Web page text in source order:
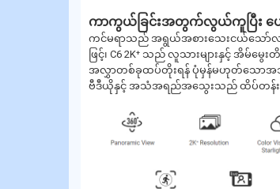
ကာကွယ်ခြင်းအတွက်လွယ်ကူပြီး ပျ
ကင်မရာသည် အရွယ်အစားသေးငယ်သော်လည်း
ဖြင့်၊ C6 2K⁺ သည် လူသားများနှင့် အိမ်မွေ
အလွှာတစ်ခုထပ်တိုးရန် ပုံမှန်မဟုတ်သောအ
ဗီဒီယိုနှင့် အသံအရည်အသွေးသည် ထိပ်တန်း